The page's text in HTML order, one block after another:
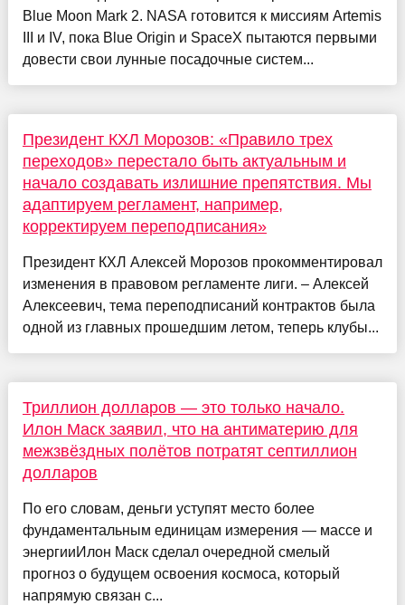
Blue Moon Mark 2. NASA готовится к миссиям Artemis
III и IV, пока Blue Origin и SpaceX пытаются первыми
довести свои лунные посадочные систем...
Президент КХЛ Морозов: «Правило трех
переходов» перестало быть актуальным и
начало создавать излишние препятствия. Мы
адаптируем регламент, например,
корректируем переподписания»
Президент КХЛ Алексей Морозов прокомментировал
изменения в правовом регламенте лиги. – Алексей
Алексеевич, тема переподписаний контрактов была
одной из главных прошедшим летом, теперь клубы...
Триллион долларов — это только начало.
Илон Маск заявил, что на антиматерию для
межзвёздных полётов потратят септиллион
долларов
По его словам, деньги уступят место более
фундаментальным единицам измерения — массе и
энергииИлон Маск сделал очередной смелый
прогноз о будущем освоения космоса, который
напрямую связан с...